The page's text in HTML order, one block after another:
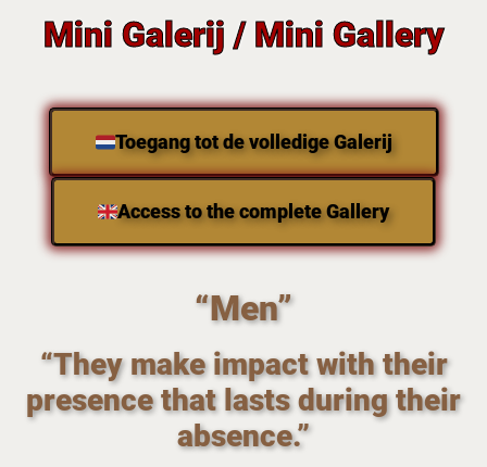
Mini Galerij / Mini Gallery
Toegang tot de volledige Galerij
Access to the complete Gallery
“Men”
“They make impact with their
presence that lasts during their
absence.”